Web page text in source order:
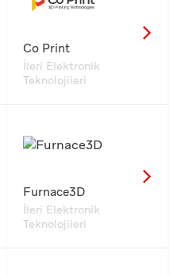
Co Print
İleri Elektronik
Teknolojileri
Furnace3D
İleri Elektronik
Teknolojileri